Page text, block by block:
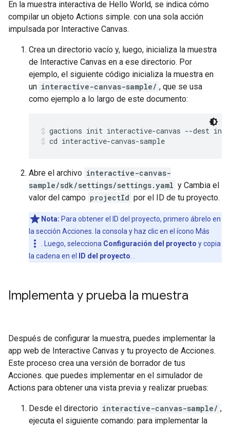
En la muestra interactiva de Hello World, se indica cómo
compilar un objeto Actions simple. con una sola acción
impulsada por Interactive Canvas.
Crea un directorio vacío y, luego, inicializa la muestra
de Interactive Canvas en a ese directorio. Por
ejemplo, el siguiente código inicializa la muestra en
un interactive-canvas-sample/ , que se usa
como ejemplo a lo largo de este documento:
gactions init interactive-canvas --dest
cd interactive-canvas-sample
Abre el archivo interactive-canvas-
sample/sdk/settings/settings.yaml y Cambia el
valor del campo projectId por el ID de tu proyecto.
Nota: Para obtener el ID del proyecto, primero ábrelo en
la sección Acciones. la consola y haz clic en el ícono Más
more_vert . Luego, selecciona Configuración del proyecto y copia
la cadena en el
ID del proyecto
Implementa y prueba la muestra
Después de configurar la muestra, puedes implementar la
app web de Interactive Canvas y tu proyecto de Acciones.
Este proceso crea una versión de borrador de tus
Acciones. que puedes implementar en el simulador de
Actions para obtener una vista previa y realizar pruebas:
Desde el directorio interactive-canvas-sample/ ,
ejecuta el siguiente comando: para implementar la